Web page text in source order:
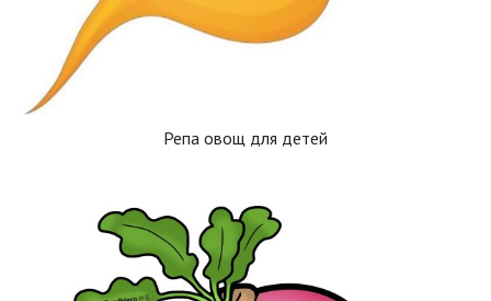
Репа овощ для детей